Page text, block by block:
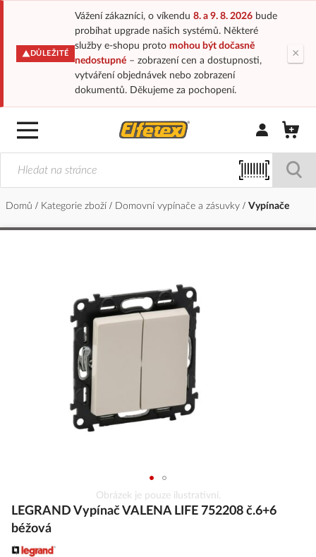
DŮLEŽITÉ
Vážení zákazníci, o víkendu 8. a 9. 8. 2026bude
probíhat upgrade našich systémů. Některé
služby e-shopu proto mohou být dočasně
nedostupné– zobrazení cen a dostupnosti,
vytváření objednávek nebo zobrazení
dokumentů. Děkujeme za pochopení.
×
Přihlásit/
Domů Kategorie zboží Domovní vypínače a zásuvky Vypínače
na
začátek
s
Obrázek je pouze ilustrativní.
LEGRAND Vypínač VALENA LIFE 752208 č.6+6
béžová